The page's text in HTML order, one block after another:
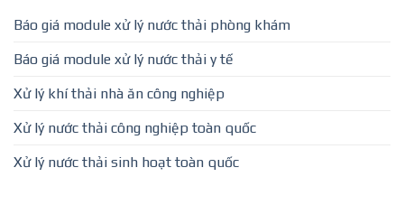
Báo giá module xử lý nước thải phòng khám
Báo giá module xử lý nước thải y tế
Xử lý khí thải nhà ăn công nghiệp
Xử lý nước thải công nghiệp toàn quốc
Xử lý nước thải sinh hoạt toàn quốc